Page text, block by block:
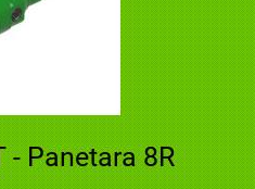
- Panetara 8R